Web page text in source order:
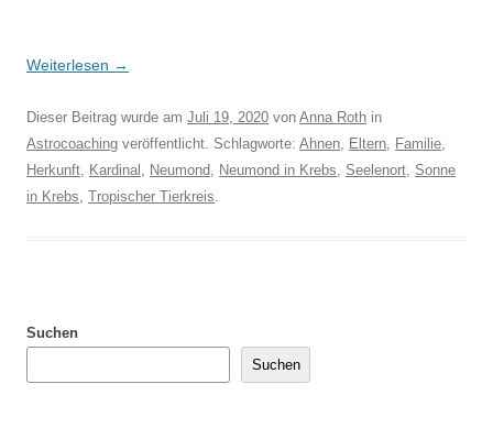
Weiterlesen →
Dieser Beitrag wurde am Juli 19, 2020 von Anna Roth in
Astrocoaching veröffentlicht. Schlagworte: Ahnen, Eltern, Familie,
Herkunft, Kardinal , Neumond, Neumond in Krebs, Seelenort, Sonne
in Krebs, Tropischer Tierkreis.
Suchen
Suchen